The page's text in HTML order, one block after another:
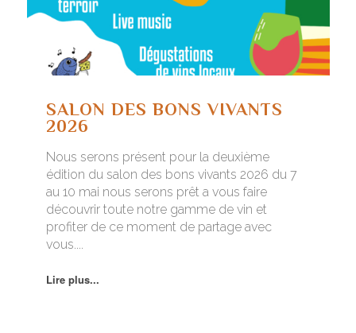
SALON DES BONS VIVANTS
2026
Nous serons présent pour la deuxième
édition du salon des bons vivants 2026 du 7
au 10 mai nous serons prêt a vous faire
découvrir toute notre gamme de vin et
profiter de ce moment de partage avec
vous....
Lire plus...